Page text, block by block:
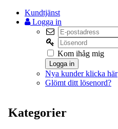
Kundtjänst
Logga in
Kom ihåg mig
Logga in
Nya kunder klicka här
Glömt ditt lösenord?
Kategorier